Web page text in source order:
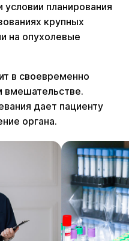
планирования
крупных
на опухолевые
в своевременно
вмешательстве.
дает пациенту
органа.